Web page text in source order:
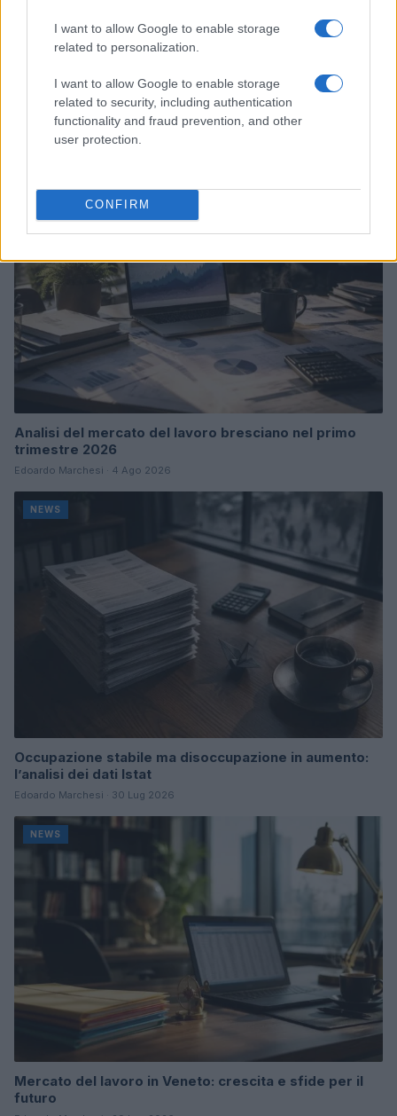
I want to allow Google to enable storage
related to personalization.
I want to allow Google to enable storage
related to security, including authentication
functionality and fraud prevention, and other
user protection.
CONFIRM
Continua a leggere
Analisi del mercato del lavoro bresciano nel primo
trimestre 2026
Edoardo Marchesi · 4 Ago 2026
NEWS
Occupazione stabile ma disoccupazione in aumento:
l’analisi dei dati Istat
Edoardo Marchesi · 30 Lug 2026
NEWS
Mercato del lavoro in Veneto: crescita e sfide per il
futuro